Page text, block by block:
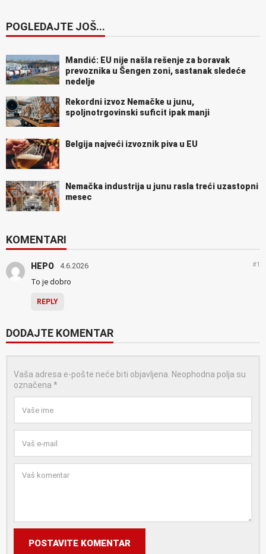
POGLEDAJTE JOŠ...
Mandić: EU nije našla rešenje za boravak
prevoznika u Šengen zoni, sastanak sledeće
nedelje
Rekordni izvoz Nemačke u junu,
spoljnotrgovinski suficit ipak manji
Belgija najveći izvoznik piva u EU
Nemačka industrija u junu rasla treći uzastopni
mesec
KOMENTARI
HEPO 4.6.2026 #1
To je dobro
REPLY
DODAJTE KOMENTAR
Vaša adresa e-pošte neće biti objavljena. Neophodna polja su
označena *
POSTAVITE KOMENTAR